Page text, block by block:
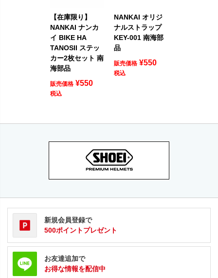
【在庫限り】
NANKAI ナンカ
イ BIKE HA
TANOSII ステッ
カー2枚セット 南
海部品
販売価格 ¥550
税込
NANKAI オリジ
ナルストラップ
KEY-001 南海部
品
販売価格 ¥550
税込
新規会員登録で
500ポイントプレゼント
お友達追加で
お得な情報を配信中